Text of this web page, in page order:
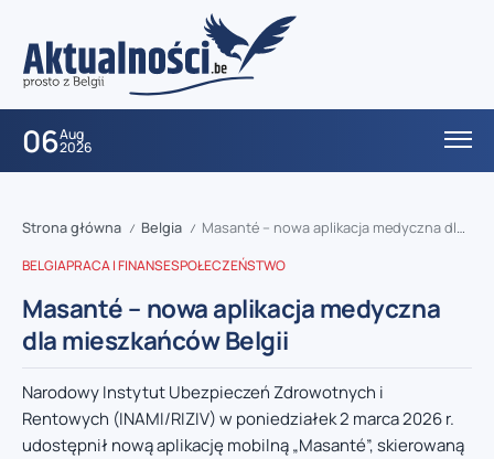
06Aug
2026
Strona główna / Belgia / Masanté – nowa aplikacja medyczna dla mieszkańców Belgii
BELGIAPRACA I FINANSESPOŁECZEŃSTWO
Masanté – nowa aplikacja medyczna
dla mieszkańców Belgii
Narodowy Instytut Ubezpieczeń Zdrowotnych i
Rentowych (INAMI/RIZIV) w poniedziałek 2 marca 2026 r.
udostępnił nową aplikację mobilną „Masanté”, skierowaną